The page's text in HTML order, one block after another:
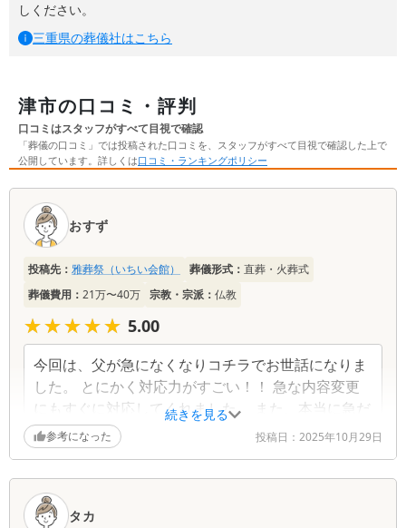
しください。
三重県の葬儀社はこちら
津市の口コミ・評判
口コミはスタッフがすべて目視で確認
「葬儀の口コミ」では投稿された口コミを、スタッフがすべて目視で確認した上で
公開しています。詳しくは口コミ・ランキングポリシー
続きを見る
おすず
投稿先： 雅葬祭（いちい会館） 葬儀形式： 直葬・火葬式
葬儀費用： 21万〜40万 宗教・宗派： 仏教
★★★★★
★★★★★ 5.00
今回は、父が急になくなりコチラでお世話になりま
した。 とにかく対応力がすごい！！ 急な内容変更
にもすぐに対応してくれました。 また、本当に急だ
ったので何も分からない状態だったのですがしっか
りと説明していただき色々な手続きも丁寧に教えて
くれました。 1番うれしかったのは、亡くなったあ
と病院から一度も家に連れて帰ってあげることがで
ず母はすごく後悔していたのですが事情を聞いた担
参考になった 投稿日： 2025年10月29日
タカ